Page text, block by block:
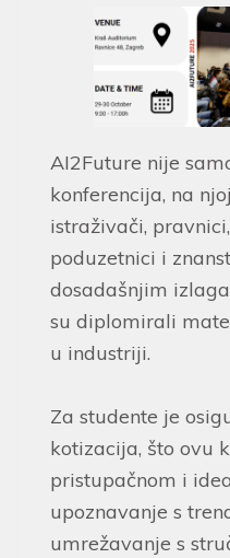
AI2Future nije
konferencija, na
istraživači,
poduzetnici i
dosadašnjim
su diplomirali
u industriji.
Za studente je
kotizacija, što ovu
pristupačnom i
upoznavanje s
umrežavanje s